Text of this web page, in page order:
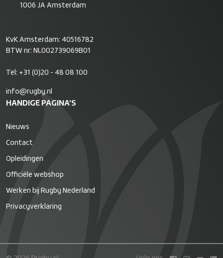
1006 JA Amsterdam
KvK Amsterdam: 40516782
BTW nr: NL002739069B01
Tel: +31 (0)20 - 48 08 100
info@rugby.nl
HANDIGE PAGINA'S
Nieuws
Contact
Opleidingen
Officiële webshop
Werken bij Rugby Nederland
Privacyverklaring